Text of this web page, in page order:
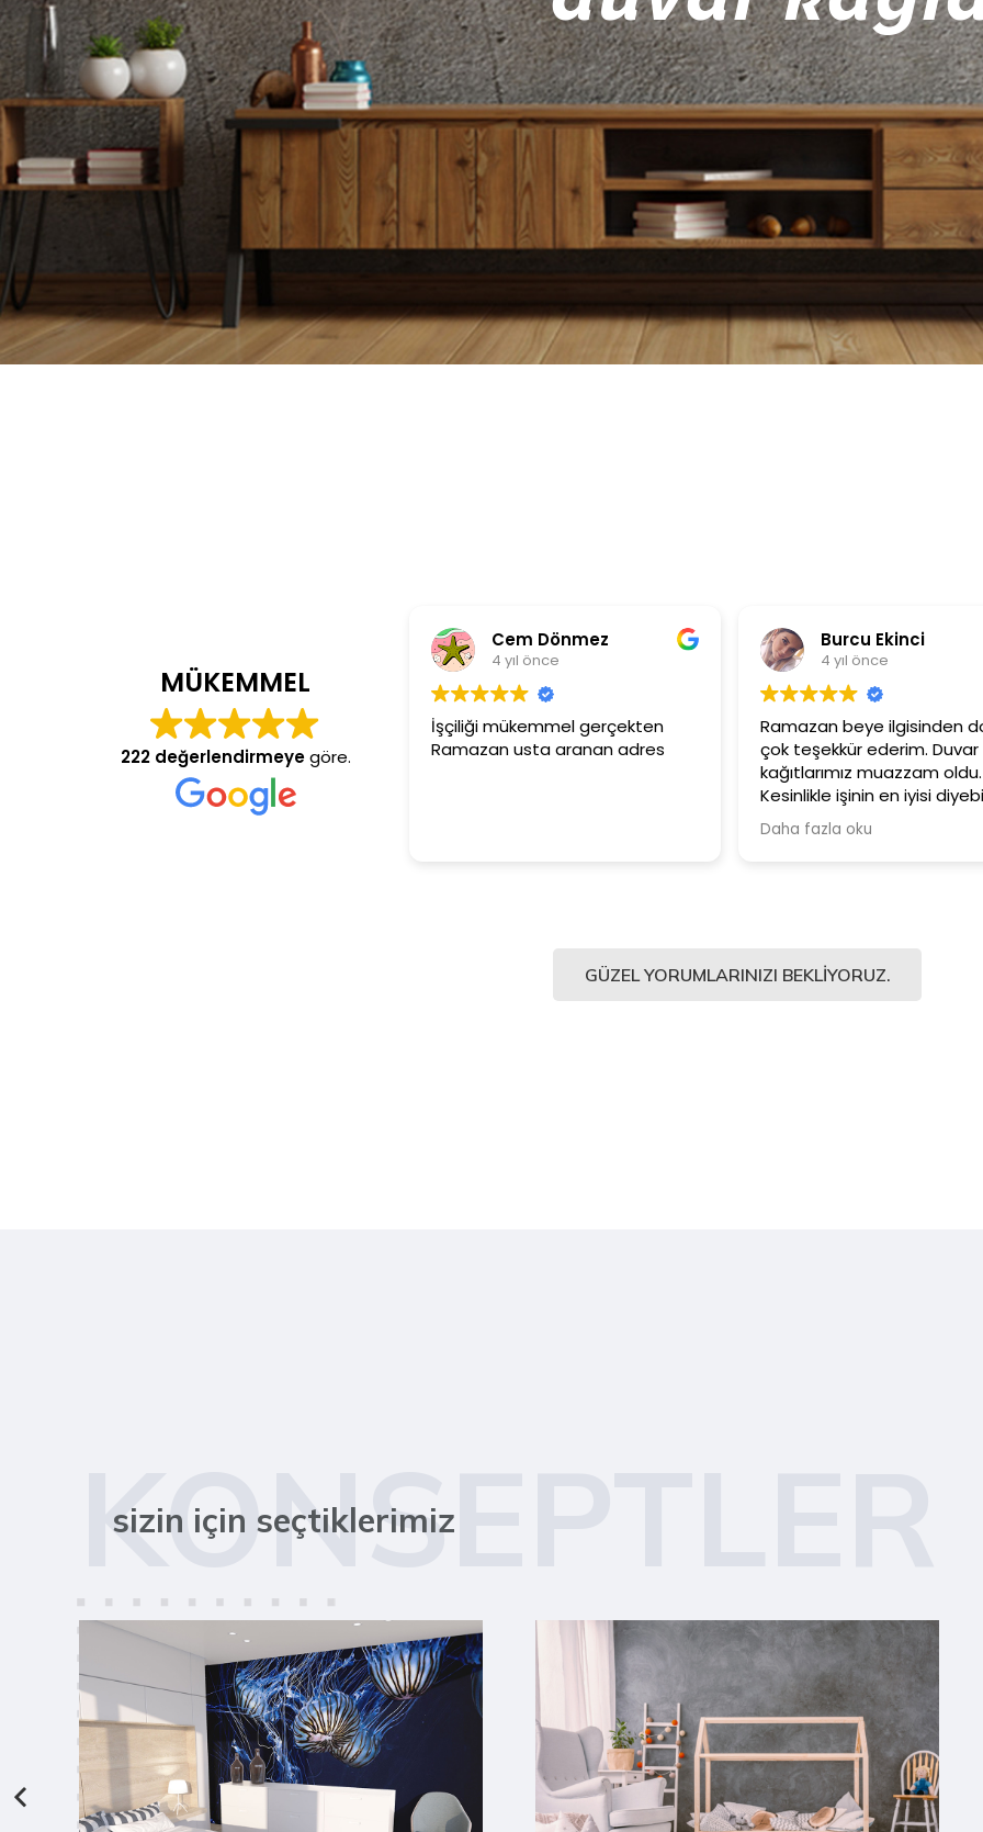
MÜKEMMEL
222 değerlendirmeyegöre.
Cem Dönmez
4 yıl önce
İşçiliği mükemmel gerçekten
Ramazan usta aranan adres
Burcu Ekinci
4 yıl önce
Ramazan beye ilgisinden dolayı
çok teşekkür ederim. Duvar
kağıtlarımız muazzam oldu.
Kesinlikle işinin en iyisi diyebilirim.
Şiddetle tavsiye ediyorum.
Daha fazla oku
GÜZEL YORUMLARINIZI BEKLIYORUZ.
KONSEPTLER
sizin için seçtiklerimiz